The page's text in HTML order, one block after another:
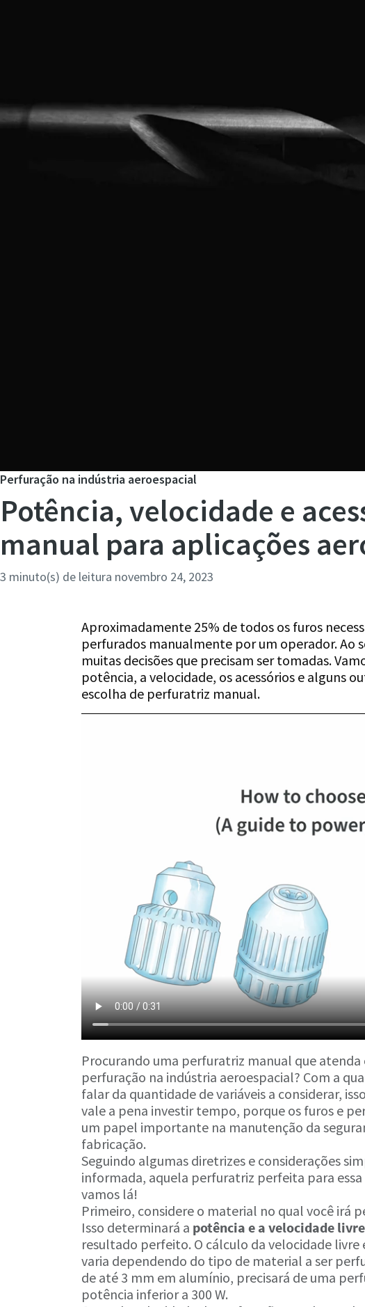
Perfuração na indústria aeroespacial
Potência, velocidade e
manual para aplicações
3 minuto(s) de leitura novembro 24, 2023
Aproximadamente 25% de todos os furos
perfurados manualmente por um operador.
muitas decisões que precisam ser tomadas.
potência, a velocidade, os acessórios e alguns
escolha de perfuratriz manual.
Procurando uma perfuratriz manual que atenda
perfuração na indústria aeroespacial? Com a
falar da quantidade de variáveis a considerar,
vale a pena investir tempo, porque os furos e
um papel importante na manutenção da
fabricação.
Seguindo algumas diretrizes e considerações
informada, aquela perfuratriz perfeita para
vamos lá!
Primeiro, considere o material no qual você irá
Isso determinará a potência e a velocidade livre
resultado perfeito. O cálculo da velocidade
varia dependendo do tipo de material a ser
de até 3 mm em alumínio, precisará de uma
potência inferior a 300 W.